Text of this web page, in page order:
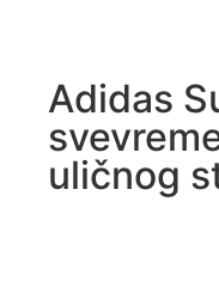
Adidas
uličnog